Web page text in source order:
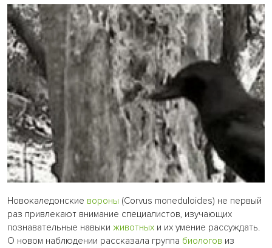
Новокаледонские вороны (Corvus moneduloides) не первый
раз привлекают внимание специалистов, изучающих
познавательные навыки животных и их умение рассуждать.
О новом наблюдении рассказала группа биологов из